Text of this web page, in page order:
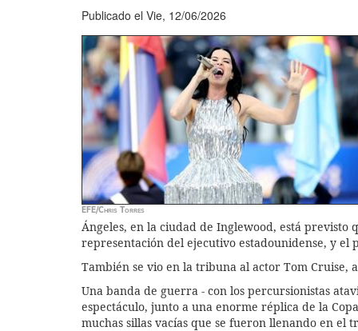
Publicado el Vie, 12/06/2026
EFE/Chris Torres
Ángeles, en la ciudad de Inglewood, está previsto
representación del ejecutivo estadounidense, y el
También se vio en la tribuna al actor Tom Cruise,
Una banda de guerra - con los percursionistas
espectáculo, junto a una enorme réplica de la
muchas sillas vacías que se fueron llenando en el